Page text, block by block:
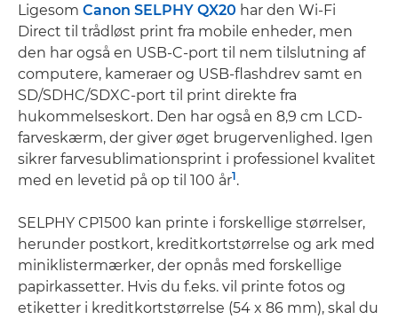
Ligesom Canon SELPHY QX20 har den Wi-Fi
Direct til trådløst print fra mobile enheder, men
den har også en USB-C-port til nem tilslutning af
computere, kameraer og USB-flashdrev samt en
SD/SDHC/SDXC-port til print direkte fra
hukommelseskort. Den har også en 8,9 cm LCD-
farveskærm, der giver øget brugervenlighed. Igen
sikrer farvesublimationsprint i professionel kvalitet
med en levetid på op til 100 år1.
SELPHY CP1500 kan printe i forskellige størrelser,
herunder postkort, kreditkortstørrelse og ark med
miniklistermærker, der opnås med forskellige
papirkassetter. Hvis du f.eks. vil printe fotos og
etiketter i kreditkortstørrelse (54 x 86 mm), skal du